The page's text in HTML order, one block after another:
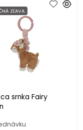
srnka Fairy
ZĽAVA